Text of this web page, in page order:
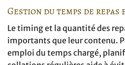
Gestion du temps de
Le timing et la quantité des
importants que leur contenu.
emploi du temps chargé,